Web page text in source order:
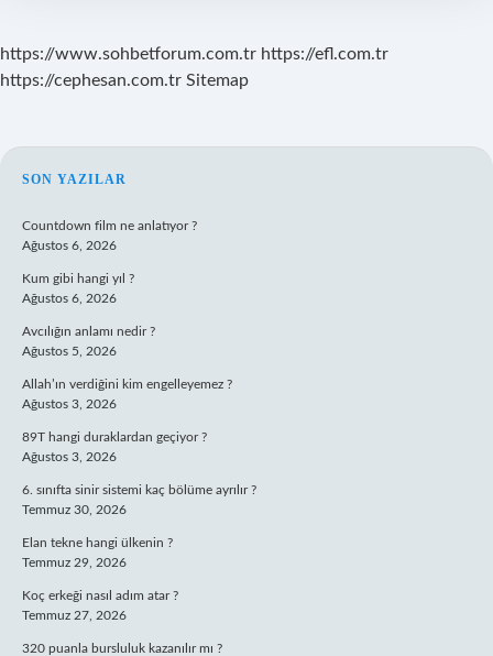
https://www.sohbetforum.com.tr https://efl.com.tr
https://cephesan.com.tr Sitemap
SIDEBAR
SON YAZILAR
Countdown film ne anlatıyor ?
Ağustos 6, 2026
Kum gibi hangi yıl ?
Ağustos 6, 2026
Avcılığın anlamı nedir ?
Ağustos 5, 2026
Allah’ın verdiğini kim engelleyemez ?
Ağustos 3, 2026
89T hangi duraklardan geçiyor ?
Ağustos 3, 2026
6. sınıfta sinir sistemi kaç bölüme ayrılır ?
Temmuz 30, 2026
Elan tekne hangi ülkenin ?
Temmuz 29, 2026
Koç erkeği nasıl adım atar ?
Temmuz 27, 2026
320 puanla bursluluk kazanılır mı ?